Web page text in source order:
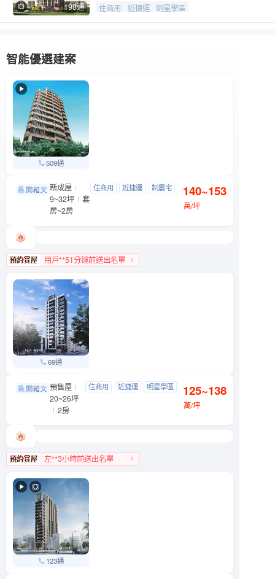
198通 住商用 近捷運 明星學區
智能優選建案
509通
三創爵鼎大安區 市民大道三段88號
新成屋
9~32坪
套
房~2房
住商用 近捷運
制震宅
140~153
萬/坪
用戶**51分鐘前送出名單
69通
織旅 松山區 八德路三段201號
預售屋
20~26坪
2房
住商用 近捷運
明星學區
125~138
萬/坪
左**3小時前送出名單
123通